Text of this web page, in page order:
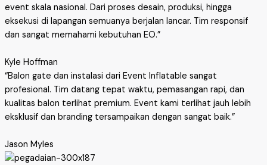
event skala nasional. Dari proses desain, produksi, hingga
eksekusi di lapangan semuanya berjalan lancar. Tim responsif
dan sangat memahami kebutuhan EO.”
Kyle Hoffman
“Balon gate dan instalasi dari Event Inflatable sangat
profesional. Tim datang tepat waktu, pemasangan rapi, dan
kualitas balon terlihat premium. Event kami terlihat jauh lebih
eksklusif dan branding tersampaikan dengan sangat baik.”
Jason Myles